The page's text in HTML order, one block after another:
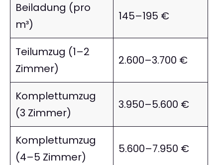
Beiladung (pro
m³)
145–195 €
Teilumzug (1–2
Zimmer)
2.600–3.700 €
Komplettumzug
(3 Zimmer)
3.950–5.600 €
Komplettumzug
(4–5 Zimmer)
5.600–7.950 €